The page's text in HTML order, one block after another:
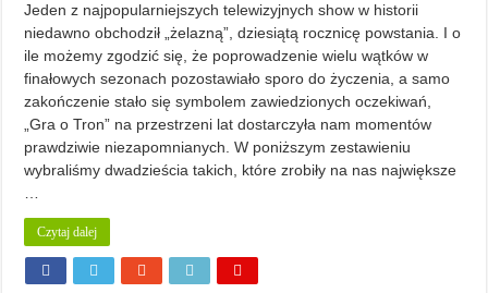
Jeden z najpopularniejszych telewizyjnych show w historii
niedawno obchodził „żelazną”, dziesiątą rocznicę powstania. I o
ile możemy zgodzić się, że poprowadzenie wielu wątków w
finałowych sezonach pozostawiało sporo do życzenia, a samo
zakończenie stało się symbolem zawiedzionych oczekiwań,
„Gra o Tron” na przestrzeni lat dostarczyła nam momentów
prawdziwie niezapomnianych. W poniższym zestawieniu
wybraliśmy dwadzieścia takich, które zrobiły na nas największe
…
Czytaj dalej